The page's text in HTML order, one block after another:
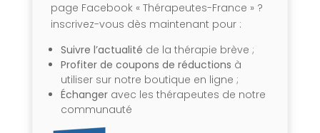
page Facebook « Thérapeutes-France » ?
inscrivez-vous dès maintenant pour :
Suivre l’actualité de la thérapie brève ;
Profiter de coupons de réductions à
utiliser sur notre boutique en ligne ;
Échangeravec les thérapeutes de notre
communauté